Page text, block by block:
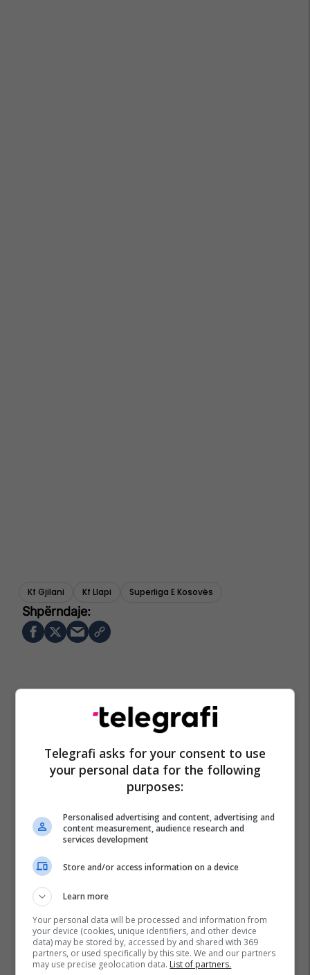
Kf Gjilani Kf Llapi Superliga E Kosovës
Telegrafi asks for your consent to use
your personal data for the following
purposes:
Personalised advertising and content, advertising and
content measurement, audience research and
services development
Store and/or access information on a device
Learn more
Your personal data will be processed and information from
your device (cookies, unique identifiers, and other device
data) may be stored by, accessed by and shared with 369
partners, or used specifically by this site. We and our partners
may use precise geolocation data. List of partners.